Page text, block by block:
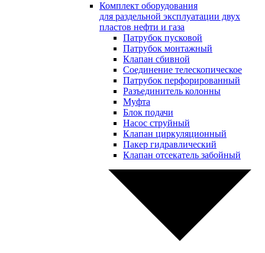
Комплект оборудования
для раздельной эксплуатации двух
пластов нефти и газа
Патрубок пусковой
Патрубок монтажный
Клапан сбивной
Соединение телескопическое
Патрубок перфорированный
Разъединитель колонны
Муфта
Блок подачи
Насос струйный
Клапан циркуляционный
Пакер гидравлический
Клапан отсекатель забойный